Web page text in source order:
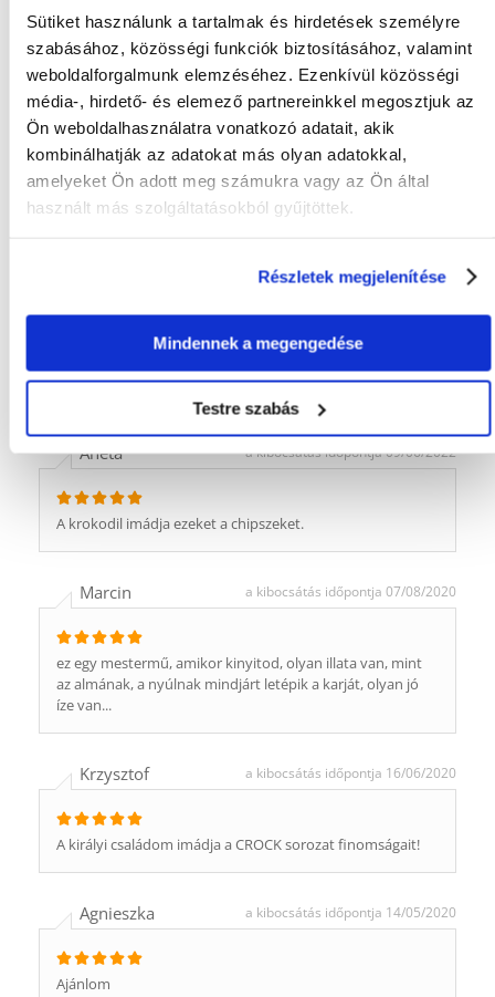
Sütiket használunk a tartalmak és hirdetések személyre
szabásához, közösségi funkciók biztosításához, valamint
weboldalforgalmunk elemzéséhez. Ezenkívül közösségi
média-, hirdető- és elemező partnereinkkel megosztjuk az
Ön weboldalhasználatra vonatkozó adatait, akik
kombinálhatják az adatokat más olyan adatokkal,
amelyeket Ön adott meg számukra vagy az Ön által
használt más szolgáltatásokból gyűjtöttek.
Részletek megjelenítése
Mindennek a megengedése
Testre szabás
FAJTA: Jutalomfalat
Tulajdonságok
CSOMAG SÚLYA
(KG):
0.05
GYÁRTÓ: VERSELE-LAGA
Mi a termék értékelési szabályzat?
megvásárolták ezt a terméket. A csillagok által adott értékelés
az összes értékelés átlaga. A felülvizsgálat moderálása után
ÉRTÉKELJE ÖN IS
Aneta a kibocsátás időpontja 09/06/2022
A krokodil imádja ezeket a chipszeket.
Marcin a kibocsátás időpontja 07/08/2020
ez egy mestermű, amikor kinyitod, olyan illata van, mint
az almának, a nyúlnak mindjárt letépik a karját, olyan jó
íze van...
Krzysztof a kibocsátás időpontja 16/06/2020
A királyi családom imádja a CROCK sorozat finomságait!
Agnieszka a kibocsátás időpontja 14/05/2020
Ajánlom